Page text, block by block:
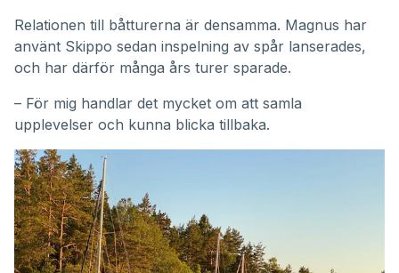
Relationen till båtturerna är densamma. Magnus har
använt Skippo sedan inspelning av spår lanserades,
och har därför många års turer sparade.
– För mig handlar det mycket om att samla
upplevelser och kunna blicka tillbaka.